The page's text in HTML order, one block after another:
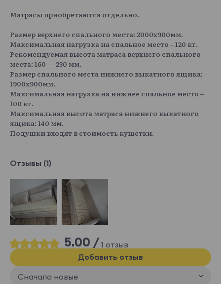
Матрасы приобретаются отдельно.
Размер верхнего спального места: 2000х900мм.
Максимальная нагрузка на спальное место – 120 кг.
Рекомендуемая высота матраса верхнего спального
места: 160 — 230 мм.
Размер спального места нижнего выкатного ящика:
1900х900мм.
Максимальная нагрузка на нижнее спальное место –
100 кг.
Максимальная высота матраса нижнего выкатного
ящика: 140 мм.
Подушки входят в стоимость кушетки.
Отзывы (1)
5.00 / 1 отзыв
Сначала новые
Добавить отзыв